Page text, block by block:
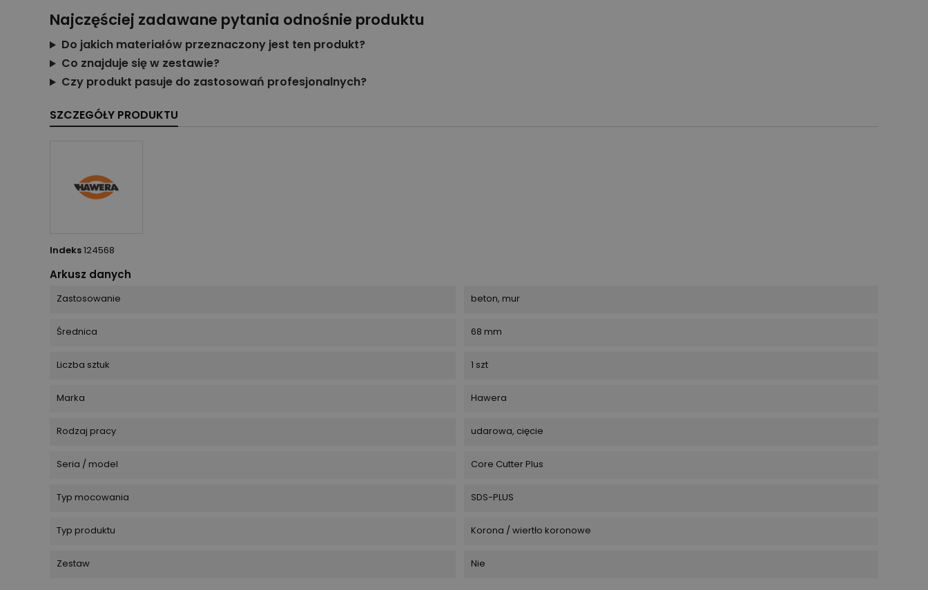
Najczęściej zadawane pytania odnośnie produktu
Do jakich materiałów przeznaczony jest ten produkt?
Co znajduje się w zestawie?
Czy produkt pasuje do zastosowań profesjonalnych?
SZCZEGÓŁY PRODUKTU
Indeks124568
Arkusz danych
Zastosowanie beton, mur
Średnica 68 mm
Liczba sztuk 1 szt
Marka Hawera
Rodzaj pracy udarowa, cięcie
Seria / model Core Cutter Plus
Typ mocowania SDS-PLUS
Typ produktu Korona / wiertło koronowe
Zestaw Nie